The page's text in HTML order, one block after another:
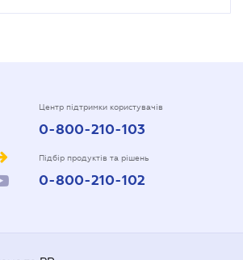
Центр підтримки користувачів
0-800-210-103
Підбір продуктів та рішень
0-800-210-102